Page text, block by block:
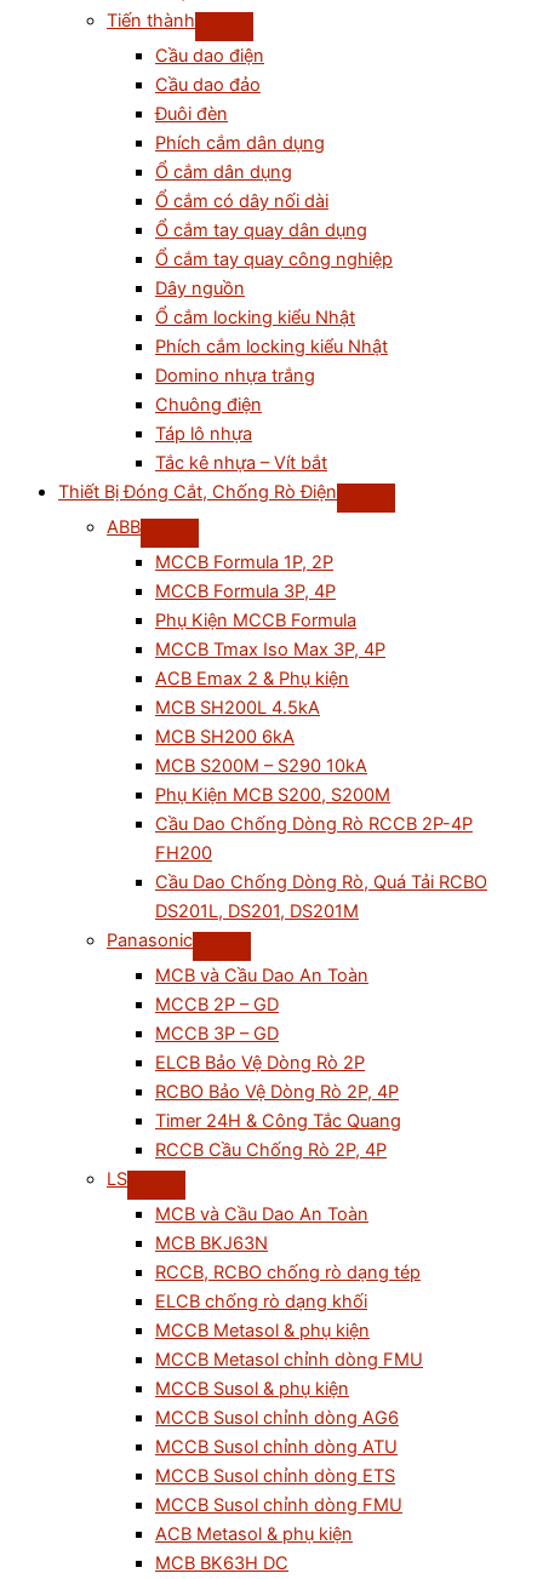
Tiến thành
Cầu dao điện
Cầu dao đảo
Đuôi đèn
Phích cắm dân dụng
Ổ cắm dân dụng
Ổ cắm có dây nối dài
Ổ cắm tay quay dân dụng
Ổ cắm tay quay công nghiệp
Dây nguồn
Ổ cắm locking kiểu Nhật
Phích cắm locking kiểu Nhật
Domino nhựa trắng
Chuông điện
Táp lô nhựa
Tắc kê nhựa – Vít bắt
Thiết Bị Đóng Cắt, Chống Rò Điện
ABB
MCCB Formula 1P, 2P
MCCB Formula 3P, 4P
Phụ Kiện MCCB Formula
MCCB Tmax Iso Max 3P, 4P
ACB Emax 2 & Phụ kiện
MCB SH200L 4.5kA
MCB SH200 6kA
MCB S200M – S290 10kA
Phụ Kiện MCB S200, S200M
Cầu Dao Chống Dòng Rò RCCB 2P-4P
FH200
Cầu Dao Chống Dòng Rò, Quá Tải RCBO
DS201L, DS201, DS201M
Panasonic
MCB và Cầu Dao An Toàn
MCCB 2P – GD
MCCB 3P – GD
ELCB Bảo Vệ Dòng Rò 2P
RCBO Bảo Vệ Dòng Rò 2P, 4P
Timer 24H & Công Tắc Quang
RCCB Cầu Chống Rò 2P, 4P
LS
MCB và Cầu Dao An Toàn
MCB BKJ63N
RCCB, RCBO chống rò dạng tép
ELCB chống rò dạng khối
MCCB Metasol & phụ kiện
MCCB Metasol chỉnh dòng FMU
MCCB Susol & phụ kiện
MCCB Susol chỉnh dòng AG6
MCCB Susol chỉnh dòng ATU
MCCB Susol chỉnh dòng ETS
MCCB Susol chỉnh dòng FMU
ACB Metasol & phụ kiện
MCB BK63H DC